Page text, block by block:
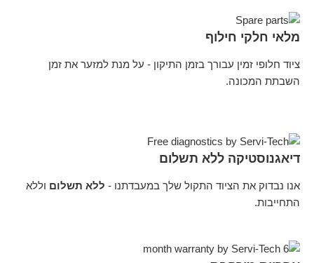
מלאי חלקי חילוף
ציוד חלופי זמין עבורך בזמן התיקון - על מנת למזער את זמן
השבתת המכונה.
דיאגנוסטיקה ללא תשלום
אנו נבדוק את הציוד התקול שלך במעבדתנו - ללא תשלום וללא
התחייבות.